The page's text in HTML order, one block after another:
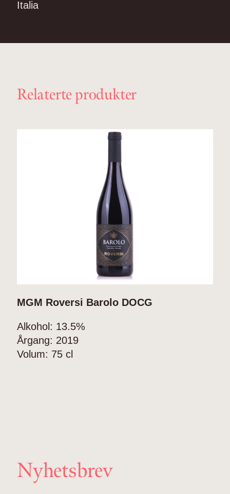
Italia
Relaterte produkter
MGM Roversi Barolo DOCG
Alkohol: 13.5%
Årgang: 2019
Volum: 75 cl
Nyhetsbrev